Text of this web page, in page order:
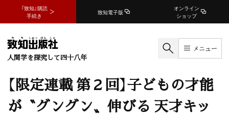
『致知』購読
手続き
致知電子版
オンライン
ショップ
人間学を探究して四十八年
メニュー
【限定連載 第２回】子どもの才能
が〝グングン〟伸びる 天才キッ